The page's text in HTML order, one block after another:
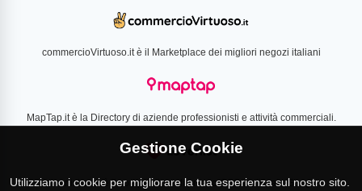
commercioVirtuoso.it è il Marketplace dei migliori negozi italiani
MapTap.it è la Directory di aziende professionisti e attività commerciali.
Loverlist.com è il comparatore di prezzo CSS certificato Google
Gestione Cookie
Utilizziamo i cookie per migliorare la tua esperienza sul nostro sito.